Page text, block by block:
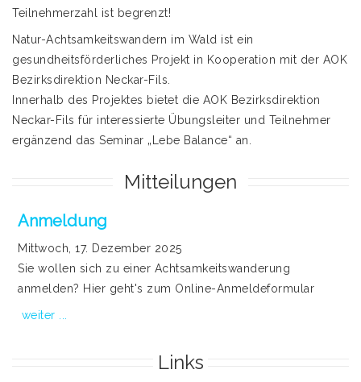
Teilnehmerzahl ist begrenzt!
Natur-Achtsamkeitswandern im Wald ist ein
gesundheitsförderliches Projekt in Kooperation mit der AOK
Bezirksdirektion Neckar-Fils.
Innerhalb des Projektes bietet die AOK Bezirksdirektion
Neckar-Fils für interessierte Übungsleiter und Teilnehmer
ergänzend das Seminar „Lebe Balance“ an.
Mitteilungen
Anmeldung
Mittwoch, 17. Dezember 2025
Sie wollen sich zu einer Achtsamkeitswanderung
anmelden? Hier geht's zum Online-Anmeldeformular
weiter ...
Links